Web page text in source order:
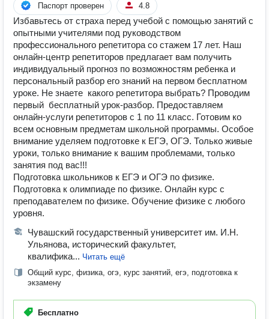
Паспорт проверен 4.8
Избавьтесь от страха перед учебой с помощью занятий с
опытными учителями под руководством
профессионального репетитора со стажем 17 лет. Наш
онлайн-центр репетиторов предлагает вам получить
индивидуальный прогноз по возможностям ребенка и
персональный разбор его знаний на первом бесплатном
уроке. Не знаете какого репетитора выбрать? Проводим
первый бесплатный урок-разбор. Предоставляем
онлайн-услуги репетиторов с 1 по 11 класс. Готовим ко
всем основным предметам школьной программы. Особое
внимание уделяем подготовке к ЕГЭ, ОГЭ. Только живые
уроки, только внимание к вашим проблемами, только
занятия под вас!!!
Подготовка школьников к ЕГЭ и ОГЭ по физике.
Подготовка к олимпиаде по физике. Онлайн курс с
преподавателем по физике. Обучение физике с любого
уровня.
Чувашский государственный университет им. И.Н.
Ульянова, исторический факультет,
квалифика... Читать ещё
Общий курс, физика, огэ, курс занятий, егэ, подготовка к
экзамену
Бесплатно